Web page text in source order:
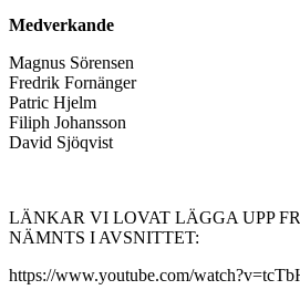
Medverkande
Magnus Sörensen
Fredrik Fornänger
Patric Hjelm
Filiph Johansson
David Sjöqvist
LÄNKAR VI LOVAT LÄGGA UPP
NÄMNTS I AVSNITTET:
https://www.youtube.com/